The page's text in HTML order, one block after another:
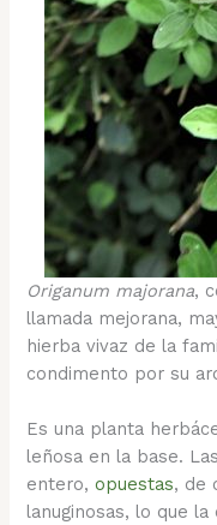
Origanum majorana,
llamada mejorana,
hierba vivaz de la
condimento por su
Es una planta
leñosa en la base. Las
entero,opuestas, de
lanuginosas, lo que